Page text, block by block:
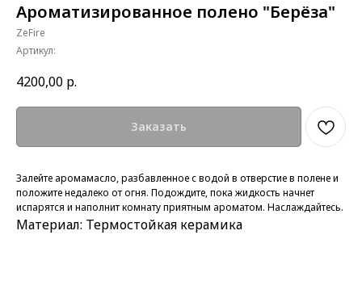
Ароматизированное полено "Берёза"
ZeFire
Артикул:
4200,00 р.
Заказать
Залейте аромамасло, разбавленное с водой в отверстие в полене и
положите недалеко от огня. Подождите, пока жидкость начнет
испарятся и наполнит комнату приятным ароматом. Наслаждайтесь.
Материал: Термостойкая керамика